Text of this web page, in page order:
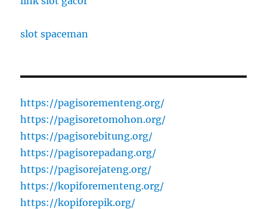
slot spaceman
https://pagisorementeng.org/
https://pagisoretomohon.org/
https://pagisorebitung.org/
https://pagisorepadang.org/
https://pagisorejateng.org/
https://kopiforementeng.org/
https://kopiforepik.org/